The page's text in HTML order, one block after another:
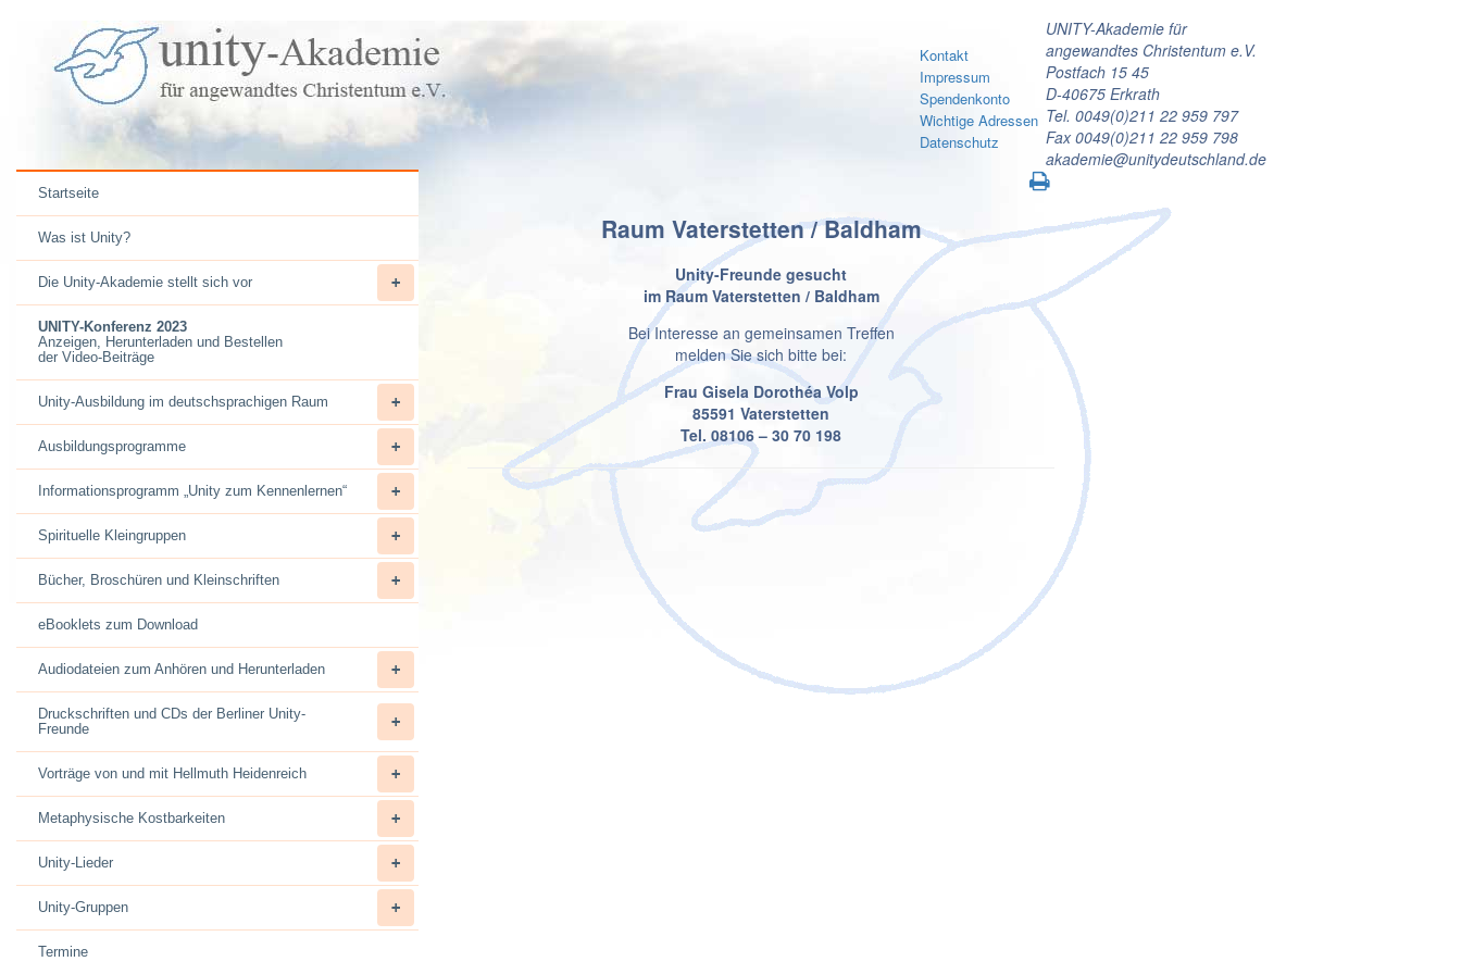
UNITY-Akademie für
angewandtes Christentum e.V.
Postfach 15 45
D-40675 Erkrath
Tel. 0049(0)211 22 959 797
Fax 0049(0)211 22 959 798
akademie@unitydeutschland.de
Kontakt
Impressum
Spendenkonto
Wichtige Adressen
Datenschutz
Startseite
Was ist Unity?
Die Unity-Akademie stellt sich vor
UNITY-Konferenz 2023
Anzeigen, Herunterladen und Bestellen
der Video-Beiträge
Unity-Ausbildung im deutschsprachigen Raum
Ausbildungsprogramme
Informationsprogramm „Unity zum Kennenlernen“
Spirituelle Kleingruppen
Bücher, Broschüren und Kleinschriften
eBooklets zum Download
Audiodateien zum Anhören und Herunterladen
Druckschriften und CDs der Berliner Unity-
Freunde
Vorträge von und mit Hellmuth Heidenreich
Metaphysische Kostbarkeiten
Unity-Lieder
Unity-Gruppen
Termine
Raum Vaterstetten / Baldham
Unity-Freunde gesucht
im Raum Vaterstetten / Baldham
Bei Interesse an gemeinsamen Treffen
melden Sie sich bitte bei:
Frau Gisela Dorothéa Volp
85591 Vaterstetten
Tel. 08106 – 30 70 198